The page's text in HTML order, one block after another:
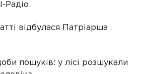
Радіо
відбулася Патріарша
пошуків: у лісі розшукали